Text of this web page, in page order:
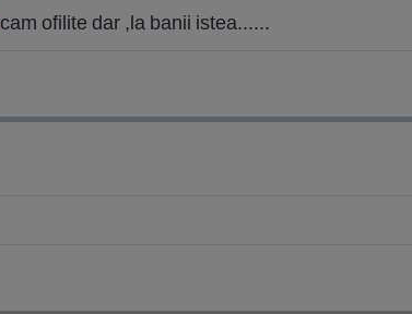
cam ofilite dar ,la banii istea......